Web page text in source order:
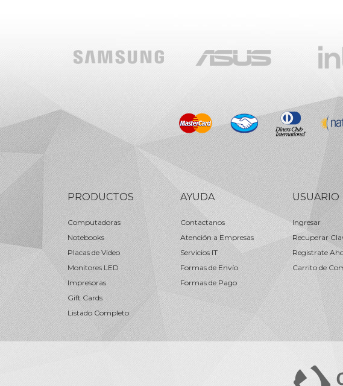
PRODUCTOS
Computadoras
Notebooks
Placas de Video
Monitores LED
Impresoras
Gift Cards
Listado Completo
AYUDA
Contactanos
Atención a Empresas
Servicios IT
Formas de Envío
Formas de Pago
USUARIO
Ingresar
Recuperar
Registrate
Carrito de